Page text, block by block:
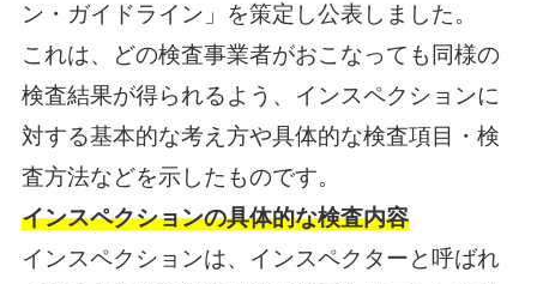
ン・ガイドライン」を策定し公表しました。
これは、どの検査事業者がおこなっても同様の
検査結果が得られるよう、インスペクションに
対する基本的な考え方や具体的な検査項目・検
査方法などを示したものです。
インスペクションの具体的な検査内容
インスペクションは、インスペクターと呼ばれ